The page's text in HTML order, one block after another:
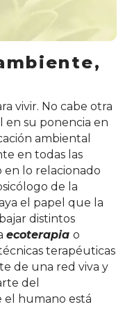
vivir. No cabe otra
en su ponencia en
ambiental
en todas las
en lo relacionado
de la
el papel que la
distintos
ecoterapia o
terapéuticas
de una red viva y
del
el humano está